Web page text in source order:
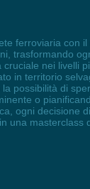
ferroviaria con
trasformando
nei livelli
in territorio
possibilità di
o
ogni decisione
una masterclass